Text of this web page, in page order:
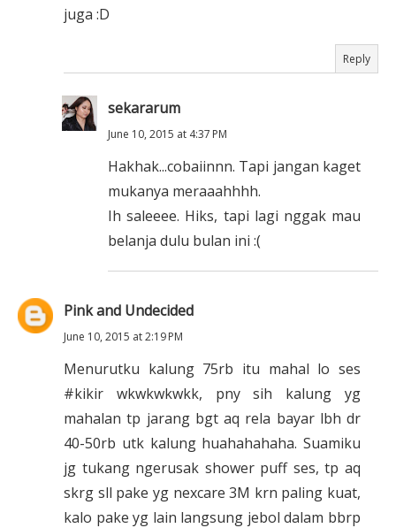
juga :D
Reply
sekararum
June 10, 2015 at 4:37 PM
Hakhak...cobaiinnn. Tapi jangan kaget
mukanya meraaahhhh.
Ih saleeee. Hiks, tapi lagi nggak mau
belanja dulu bulan ini :(
Pink and Undecided
June 10, 2015 at 2:19 PM
Menurutku kalung 75rb itu mahal lo ses
#kikir wkwkwkwkk, pny sih kalung yg
mahalan tp jarang bgt aq rela bayar lbh dr
40-50rb utk kalung huahahahaha. Suamiku
jg tukang ngerusak shower puff ses, tp aq
skrg sll pake yg nexcare 3M krn paling kuat,
kalo pake yg lain langsung jebol dalam bbrp